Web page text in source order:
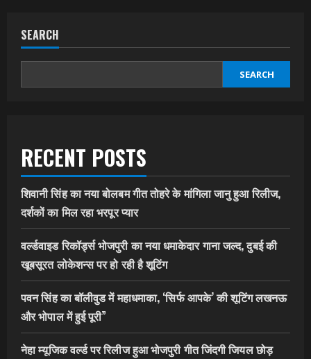
SEARCH
SEARCH
RECENT POSTS
शिवानी सिंह का नया बोलबम गीत तोहरे के मांगिला जानु हुआ रिलीज,
दर्शकों का मिल रहा भरपूर प्यार
वर्ल्डवाइड रिकॉर्ड्स भोजपुरी का नया धमाकेदार गाना जल्द, दुबई की
खूबसूरत लोकेशन्स पर हो रही है शूटिंग
पवन सिंह का बॉलीवुड में महाधमाका, ‘सिर्फ आपके’ की शूटिंग लखनऊ
और भोपाल में हुई पूरी”
नेहा म्यूजिक वर्ल्ड पर रिलीज हुआ भोजपुरी गीत जिंदगी जियल छोड़